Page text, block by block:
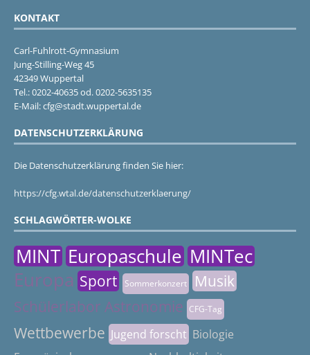
KONTAKT
Carl-Fuhlrott-Gymnasium
Jung-Stilling-Weg 45
42349 Wuppertal
Tel.: 0202-40635 od. 0202-5635135
E-Mail: cfg@stadt.wuppertal.de
DATENSCHUTZERKLÄRUNG
Die Datenschutzerklärung finden Sie hier:
https://cfg.wtal.de/datenschutzerklaerung/
SCHLAGWÖRTER-WOLKE
MINT Europaschule MINTec
Europa Sport Sommerkonzert
Musik
Schülerlabor Astronomie CFG-Tag
Wettbewerbe Jugend forscht Biologie